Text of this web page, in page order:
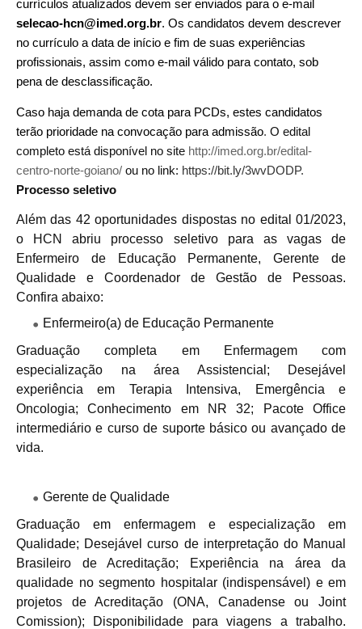
currículos atualizados devem ser enviados para o e-mail
selecao-hcn@imed.org.br. Os candidatos devem descrever
no currículo a data de início e fim de suas experiências
profissionais, assim como e-mail válido para contato, sob
pena de desclassificação.
Caso haja demanda de cota para PCDs, estes candidatos
terão prioridade na convocação para admissão. O edital
completo está disponível no site http://imed.org.br/edital-
centro-norte-goiano/ ou no link: https://bit.ly/3wvDODP.
Processo seletivo
Além das 42 oportunidades dispostas no edital 01/2023,
o HCN abriu processo seletivo para as vagas de
Enfermeiro de Educação Permanente, Gerente de
Qualidade e Coordenador de Gestão de Pessoas.
Confira abaixo:
Enfermeiro(a) de Educação Permanente
Graduação completa em Enfermagem com
especialização na área Assistencial; Desejável
experiência em Terapia Intensiva, Emergência e
Oncologia; Conhecimento em NR 32; Pacote Office
intermediário e curso de suporte básico ou avançado de
vida.
Gerente de Qualidade
Graduação em enfermagem e especialização em
Qualidade; Desejável curso de interpretação do Manual
Brasileiro de Acreditação; Experiência na área da
qualidade no segmento hospitalar (indispensável) e em
projetos de Acreditação (ONA, Canadense ou Joint
Comission); Disponibilidade para viagens a trabalho.